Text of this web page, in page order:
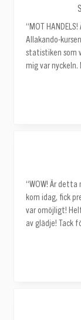
“MOT
Allakando-
statistiken som
mig var
“WOW! Är detta
kom idag, fick
var omöjligt!
av glädje! Tack